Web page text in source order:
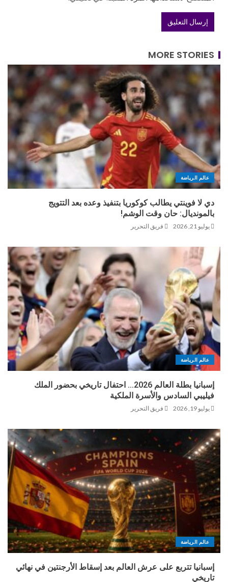
MORE STORIES
عالم الرياضة
دي لا فوينتي يطالب كوكوريا بتنفيذ وعده بعد التتويج
بالمونديال: حان وقت الوشم!
يوليو 21, 2026 فريق التحرير
عالم الرياضة
إسبانيا بطلة العالم 2026… احتفال تاريخي بحضور الملك
فيليبي السادس والأسرة الملكية
يوليو 19, 2026 فريق التحرير
عالم الرياضة
إسبانيا تتربع على عرش العالم بعد إسقاط الأرجنتين في نهائي
تاريخي